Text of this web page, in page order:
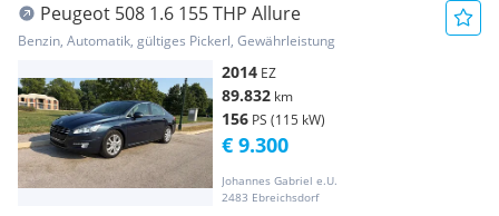
Peugeot 508 1.6 155 THP Allure
Benzin, Automatik, gültiges Pickerl, Gewährleistung
2014 EZ
89.832 km
156 PS (115 kW)
Johannes Gabriel e.U.
2483 Ebreichsdorf
€ 9.300